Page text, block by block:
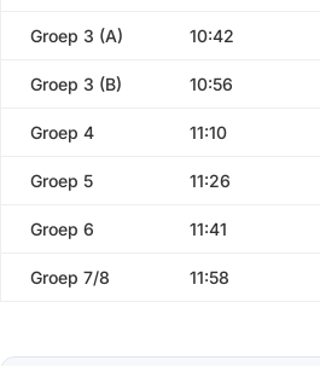
Groep 3 (A) 10:42
Groep 3 (B) 10:56
Groep 4 11:10
Groep 5 11:26
Groep 6 11:41
Groep 7/8 11:58